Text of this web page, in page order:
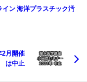
イン 海洋プラスチック汚
2月開催
は中止